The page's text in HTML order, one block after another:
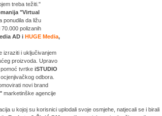
treba težiti."
"Virtual
ponudila da ližu
polizanih
AD i HUGE Media,
izraziti i uključivanjem
proizvoda. Upravo
tvrtke iSTUDIO
odbora.
novi brand
marketinške agencije
u kojoj su korisnici uplodali svoje osmjehe, natjecali se i birali